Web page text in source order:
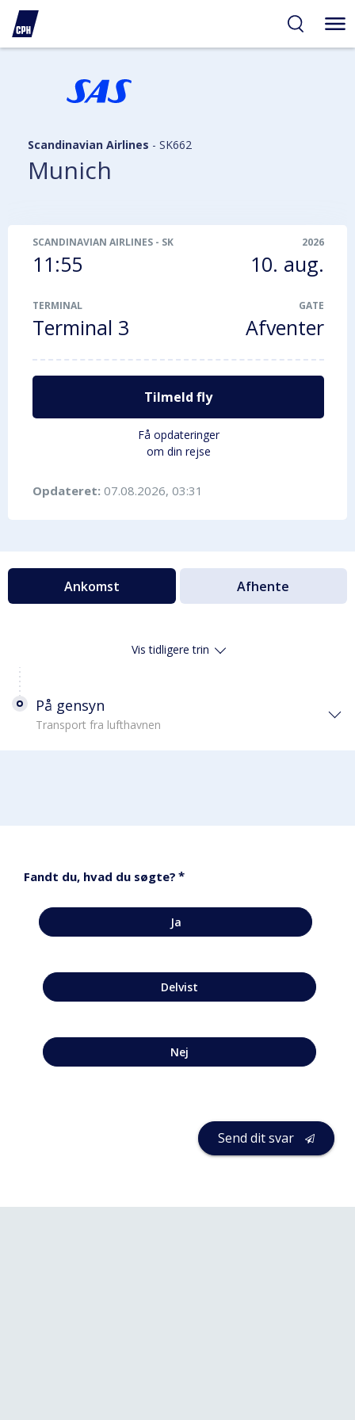
Scandinavian Airlines - SK662
Munich
SCANDINAVIAN AIRLINES - SK662
11:55
2026
10. aug.
TERMINAL
Terminal 3
GATE
Afventer
Tilmeld fly
Få opdateringer
om din rejse
Opdateret: 07.08.2026, 03:31
Ankomst Afhente
Vis tidligere trin
På gensyn
Transport fra lufthavnen
Fandt du, hvad du søgte? *
Ja
Delvist
Nej
Send dit svar